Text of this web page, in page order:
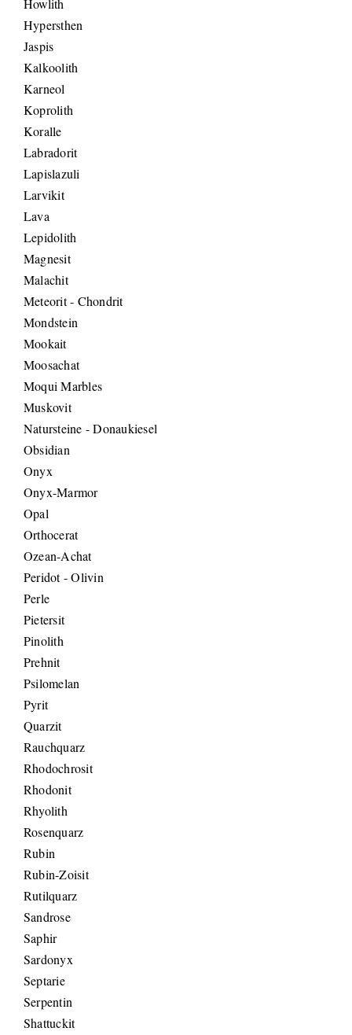
Howlith
Hypersthen
Jaspis
Kalkoolith
Karneol
Koprolith
Koralle
Labradorit
Lapislazuli
Larvikit
Lava
Lepidolith
Magnesit
Malachit
Meteorit - Chondrit
Mondstein
Mookait
Moosachat
Moqui Marbles
Muskovit
Natursteine - Donaukiesel
Obsidian
Onyx
Onyx-Marmor
Opal
Orthocerat
Ozean-Achat
Peridot - Olivin
Perle
Pietersit
Pinolith
Prehnit
Psilomelan
Pyrit
Quarzit
Rauchquarz
Rhodochrosit
Rhodonit
Rhyolith
Rosenquarz
Rubin
Rubin-Zoisit
Rutilquarz
Sandrose
Saphir
Sardonyx
Septarie
Serpentin
Shattuckit